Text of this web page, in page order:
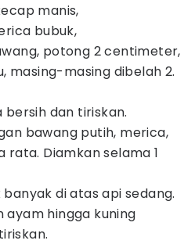
manis,
bubuk,
potong 2 centimeter,
masing-masing dibelah 2.
bersih dan tiriskan.
bawang putih, merica,
rata. Diamkan selama 1
di atas api sedang.
hingga kuning